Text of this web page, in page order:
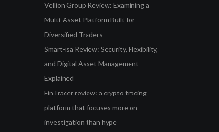
Vellion Group Review: Examining a
Multi-Asset Platform Built for
Diversified Traders
Smart-isa Review: Security, Flexibility,
and Digital Asset Management
Explained
FinTracer review: a crypto tracing
platform that focuses more on
investigation than hype